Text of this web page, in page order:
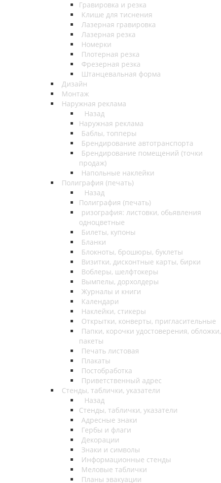
Гравировка и резка
Клише для тиснения
Лазерная гравировка
Лазерная резка
Номерки
Плотерная резка
Фрезерная резка
Штанцевальная форма
Дизайн
Монтаж
Наружная реклама
Назад
Наружная реклама
Баблы, топперы
Брендирование автотранспорта
Брендирование помещений (точки
продаж)
Напольные наклейки
Полиграфия (печать)
Назад
Полиграфия (печать)
ризография: листовки, обьявления
одноцветные
Билеты, купоны
Бланки
Блокноты, брошюры, буклеты
Визитки, дисконтные карты, бирки
Воблеры, шелфтокеры
Вымпелы, дорхолдеры
Журналы и книги
Календари
Наклейки, стикеры
Открытки, конверты, пригласительные
Папки, корочки удостоверения, обложки,
пакеты
Печать листовая
Плакаты
Постобработка
Приветственный адрес
Стенды, таблички, указатели
Назад
Стенды, таблички, указатели
Адресные знаки
Гербы и флаги
Декорации
Знаки и символы
Информационные стенды
Меловые таблички
Планы эвакуации